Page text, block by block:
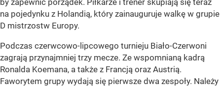
by zapewnić porządek. Piłkarze i trener skupiają się teraz
na pojedynku z Holandią, który zainauguruje walkę w grupie
D mistrzostw Europy.
Podczas czerwcowo-lipcowego turnieju Biało-Czerwoni
zagrają przynajmniej trzy mecze. Ze wspomnianą kadrą
Ronalda Koemana, a także z Francją oraz Austrią.
Faworytem grupy wydają się pierwsze dwa zespoły. Należy